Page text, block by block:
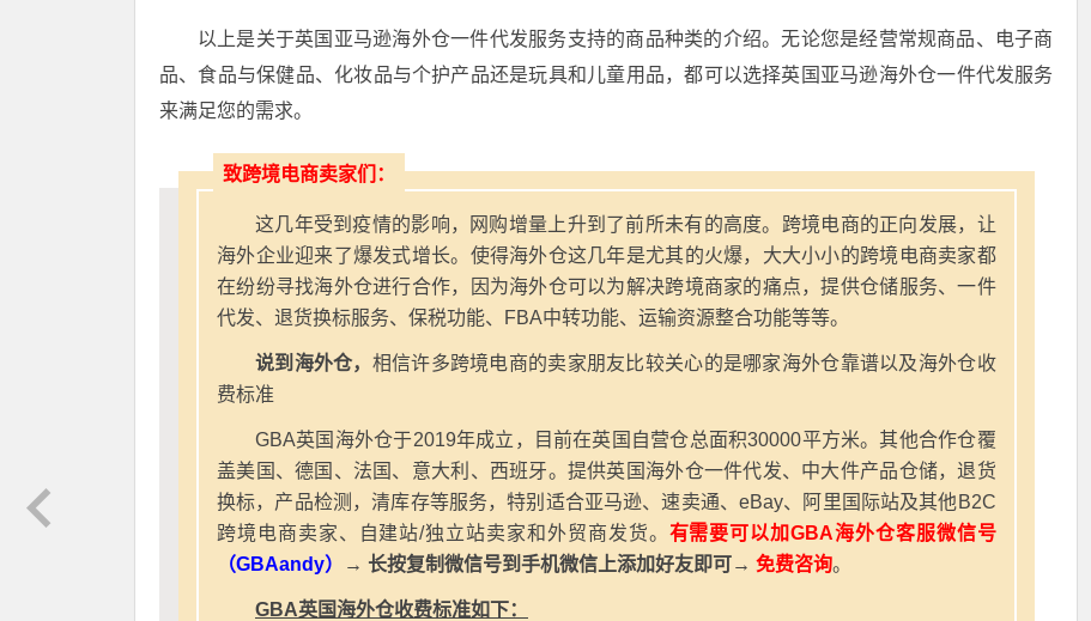
以上是关于英国亚马逊海外仓一件代发服务支持的商品种类的介绍。无论您是经营常规商品、电子商
品、食品与保健品、化妆品与个护产品还是玩具和儿童用品，都可以选择英国亚马逊海外仓一件代发服务
来满足您的需求。
致跨境电商卖家们：
这几年受到疫情的影响，网购增量上升到了前所未有的高度。跨境电商的正向发展，让
海外企业迎来了爆发式增长。使得海外仓这几年是尤其的火爆，大大小小的跨境电商卖家都
在纷纷寻找海外仓进行合作，因为海外仓可以为解决跨境商家的痛点，提供仓储服务、一件
代发、退货换标服务、保税功能、FBA中转功能、运输资源整合功能等等。
说到海外仓， 相信许多跨境电商的卖家朋友比较关心的是哪家海外仓靠谱以及海外仓收
费标准
GBA英国海外仓于2019年成立，目前在英国自营仓总面积30000平方米。其他合作仓覆
盖美国、德国、法国、意大利、西班牙。提供英国海外仓一件代发、中大件产品仓储，退货
换标，产品检测，清库存等服务，特别适合亚马逊、速卖通、eBay、阿里国际站及其他B2C
跨境电商卖家、自建站/独立站卖家和外贸商发货。 有需要可以加GBA海外仓客服微信号
（GBAandy）
→ 长按复制微信号到手机微信上添加好友即可→ 免费咨询。
GBA英国海外仓收费标准如下：